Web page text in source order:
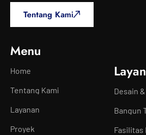
Tentang Kami
Menu
Home
Tentang Kami
Layanan
Proyek
Desain
Bangun
Fasilitas